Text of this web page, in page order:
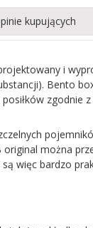
kupujących
i
Bento
można
więc bardzo